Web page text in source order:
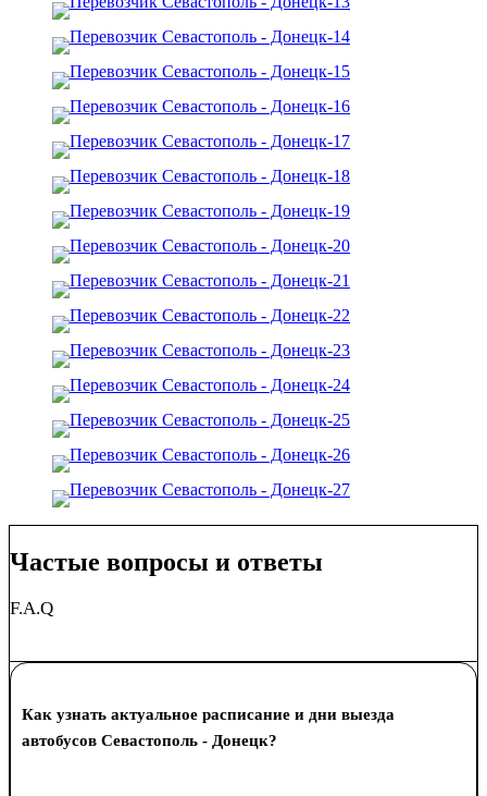
Частые вопросы и ответы
F.A.Q
Как узнать актуальное расписание и дни выезда
автобусов Севастополь - Донецк?